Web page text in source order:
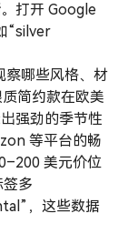
打开 Google
“silver
察哪些风格、材
简约款在欧美
强劲的季节性
等平台的畅
美元价位
多
，这些数据